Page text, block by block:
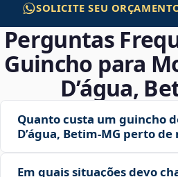
SOLICITE SEU
Perguntas
Guincho para
D’água,
Quanto custa um guincho
D’água, Betim‑MG perto de
Em quais situações devo